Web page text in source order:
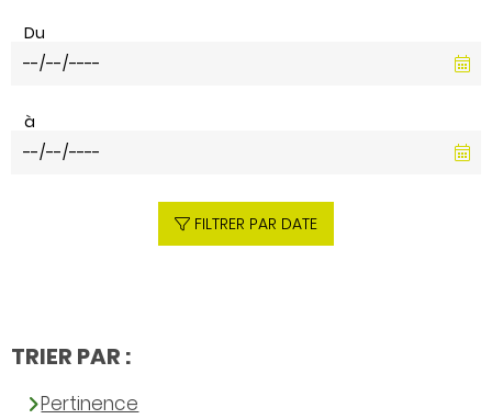
Du
à
FILTRER PAR DATE
TRIER PAR :
Pertinence